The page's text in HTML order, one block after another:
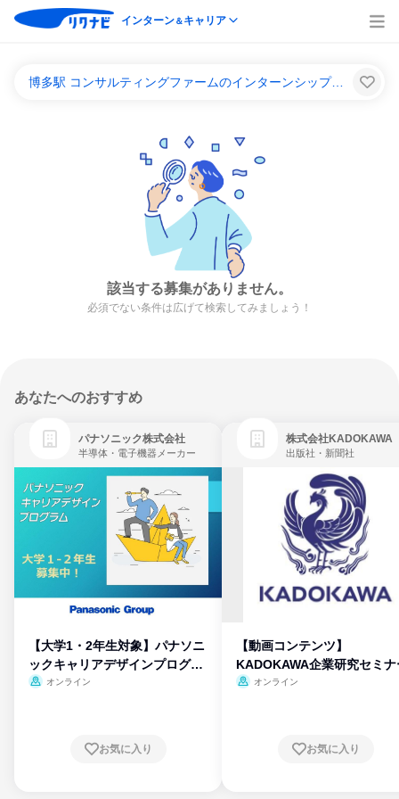
インターン＆キャリア
博多駅 コンサルティングファームのインターンシップ＆キャリア一覧
該当する募集がありません。
必須でない条件は広げて検索してみましょう！
あなたへのおすすめ
パナソニック株式会社
半導体・電子機器メーカー
【大学1・2年生対象】パナソニ
ックキャリアデザインプログラ
ム
オンライン
お気に入り
株式会社KADOKAWA
出版社・新聞社
【動画コンテンツ】
KADOKAWA企業研究セミナ
オンライン
お気に入り